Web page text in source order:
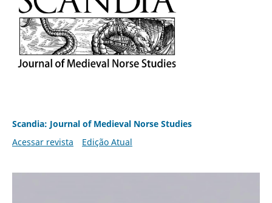
Scandia: Journal of Medieval Norse Studies
Acessar revista
Edição Atual